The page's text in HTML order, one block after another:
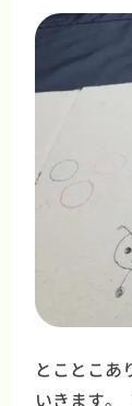
とことこあ
いきます。